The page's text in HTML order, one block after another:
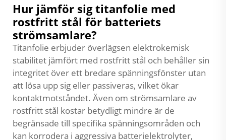
Hur jämför sig titanfolie med
rostfritt stål för batteriets
strömsamlare?
Titanfolie erbjuder överlägsen elektrokemisk
stabilitet jämfört med rostfritt stål och behåller sin
integritet över ett bredare spänningsfönster utan
att lösa upp sig eller passiveras, vilket ökar
kontaktmotståndet. Även om strömsamlare av
rostfritt stål kostar betydligt mindre är de
begränsade till specifika spänningsområden och
kan korrodera i aggressiva batterielektrolyter,